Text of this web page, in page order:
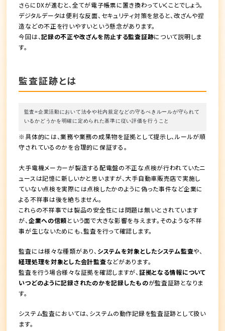
さらにDXが進むと、 全てが電子帳票に置き換わっていくことでしょう。
デジタルデータは便利な反面、セキュリティ対策を怠ると、改ざんや捏
造などの不正を行いやすいという懸念があります。
今回は、記録の不正や改ざんを防止する監査証跡について説明しま
す。
監査証跡とは
監査=企業活動において法令や社内規定などの守るべきルールが守られて
いるかどうかを明確に定められた基準に従い評価を行うこと
※具体的には、業務や業務の成果物を証拠として提示し、ルールが順
守されているのかを合理的に保証する。
大手電機メーカーが製造する配電盤の不正な点検が行われていたニ
ュースは記憶に新しいかと思いますが、大手自動車販売店で実施し
ていない点検を実際には点検したかのように偽った事件など企業に
よる不祥事は後を絶ちません。
これらの不祥事では製品の安全性には問題は無いとされています
が、 企業への信頼という面で大きな影響を与えます。そのような不祥
事が生じないためにも、監査を行って確認します。
監査には様々な種類があり、 システムを対象としたシステム監査や、
経理処理を対象とした会計監査などがあります。
監査を行う場合様々な証拠を確認しますが、 証拠となる情報について
いつどのように記録されたのかを記録したものが監査証跡となりま
す。
システム監査においては、システムの動作記録を監査証跡として扱い
ます。